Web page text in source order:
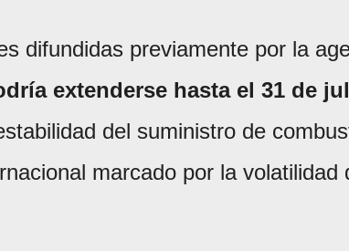
difundidas previamente por la
extenderse hasta el 31 de
del suministro de
marcado por la volatilidad